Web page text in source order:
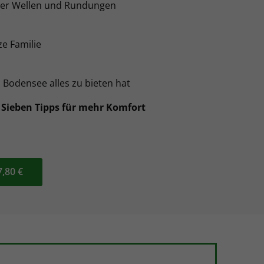
Wellen und Rundungen
Familie
alles zu bieten hat
Tipps für mehr Komfort
€